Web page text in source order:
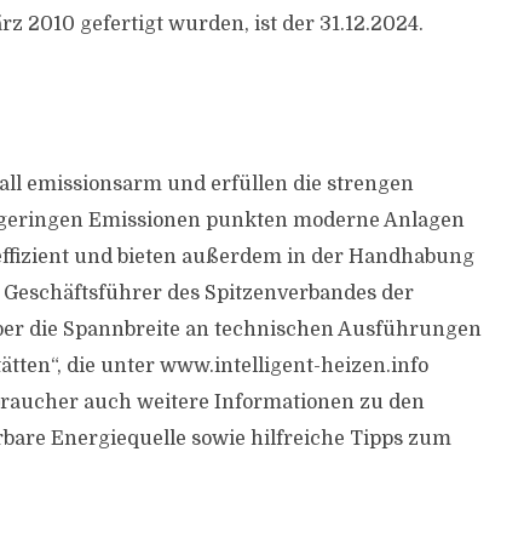
2010 gefertigt wurden, ist der 31.12.2024.
emissionsarm und erfüllen die strengen
Emissionen punkten moderne Anlagen
und bieten außerdem in der Handhabung
des Spitzenverbandes der
die Spannbreite an technischen Ausführungen
die unter www.intelligent-heizen.info
auch weitere Informationen zu den
Energiequelle sowie hilfreiche Tipps zum